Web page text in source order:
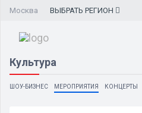
Москва ВЫБРАТЬ РЕГИОН
Культура
ШОУ-БИЗНЕС МЕРОПРИЯТИЯ КОНЦЕРТЫ